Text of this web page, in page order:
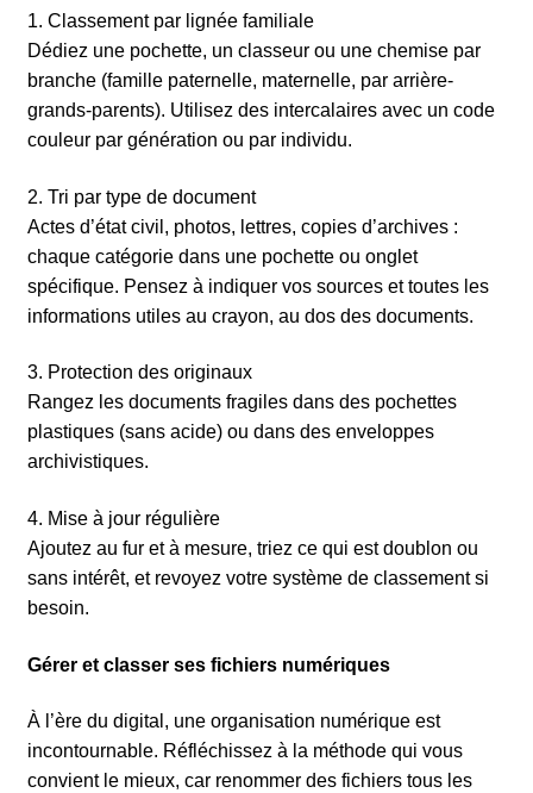
1. Classement par lignée familiale
Dédiez une pochette, un classeur ou une chemise par
branche (famille paternelle, maternelle, par arrière-
grands-parents). Utilisez des intercalaires avec un code
couleur par génération ou par individu.
2. Tri par type de document
Actes d’état civil, photos, lettres, copies d’archives :
chaque catégorie dans une pochette ou onglet
spécifique. Pensez à indiquer vos sources et toutes les
informations utiles au crayon, au dos des documents.
3. Protection des originaux
Rangez les documents fragiles dans des pochettes
plastiques (sans acide) ou dans des enveloppes
archivistiques.
4. Mise à jour régulière
Ajoutez au fur et à mesure, triez ce qui est doublon ou
sans intérêt, et revoyez votre système de classement si
besoin.
Gérer et classer ses fichiers numériques
À l’ère du digital, une organisation numérique est
incontournable. Réfléchissez à la méthode qui vous
convient le mieux, car renommer des fichiers tous les